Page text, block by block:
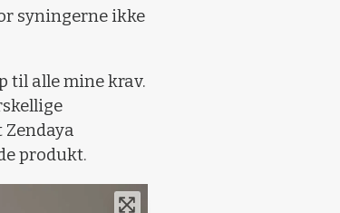
syningerne ikke
til alle mine krav.
produkt.